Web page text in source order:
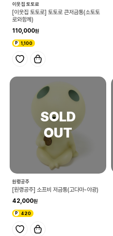
이웃집 토토로
[이웃집 토토로] 토토로 큰저금통(소토토
로와함께)
110,000
1,100
원령공주
[원령공주] 소프비 저금통(고다마-야광)
42,000
420